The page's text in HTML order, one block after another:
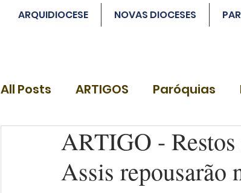
ARQUIDIOCESE NOVAS DIOCESES
All Posts ARTIGOS Paróquias
DIÁCONOSARTIGO -
Assis repousarão